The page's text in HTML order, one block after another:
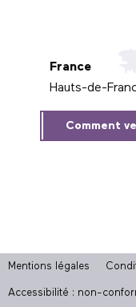
France
Hauts-de-
Comment
Mentions légales
Accessibilité : non-